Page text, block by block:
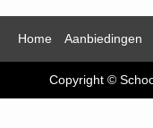
Home Aanbiedingen
Copyright ©